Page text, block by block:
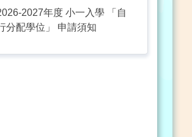
2027年度 小一入學 「自
分配學位」 申請須知